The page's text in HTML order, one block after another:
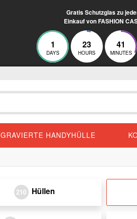
Gratis Schutzglas zu
Einkauf von FASHION
1
DAYS
23
HOURS
41
MINUTES
GRAVIERTE HANDYHÜLLE
210 Hüllen